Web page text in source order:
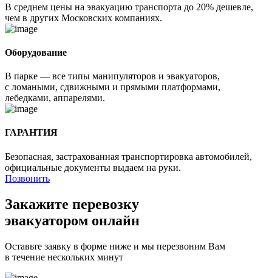
В среднем цены на эвакуацию транспорта до 20% дешевле,
чем в других Московских компаниях.
Оборудование
В парке — все типы манипуляторов и эвакуаторов,
с ломаными, сдвижными и прямыми платформами,
лебедками, аппарелями.
ГАРАНТИЯ
Безопасная, застрахованная транспортировка автомобилей,
официальные документы выдаем на руки.
Позвонить
Закажите перевозку
эвакуатором онлайн
Оставьте заявку в форме ниже и мы перезвоним Вам
в течение нескольких минут